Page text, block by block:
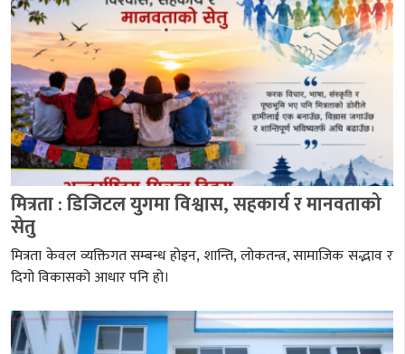
मित्रता : डिजिटल युगमा विश्वास, सहकार्य र मानवताको
सेतु
मित्रता केवल व्यक्तिगत सम्बन्ध होइन, शान्ति, लोकतन्त्र, सामाजिक सद्भाव र
दिगो विकासको आधार पनि हो।